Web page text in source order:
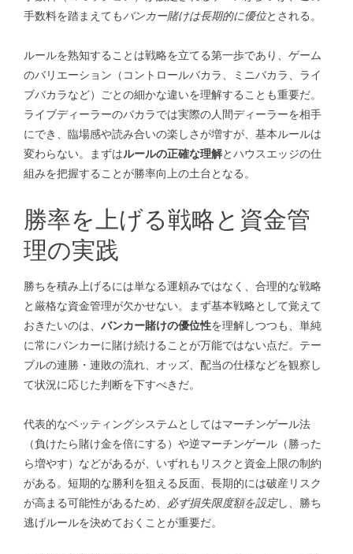
手数料を踏まえてもバンカー賭けは長期的に優位とされる。
ルールを熟知することは戦略を立てる第一歩であり、ゲーム
のバリエーション（コントロールバカラ、ミニバカラ、ライ
ブバカラなど）ごとの細かな違いを理解することも重要だ。
ライブディーラーのバカラでは実際の人間ディーラーを相手
にでき、臨場感や読み合いの楽しさが増すが、基本ルールは
変わらない。まずはルールの正確な理解とハウスエッジの仕
組みを把握することが勝率向上の土台となる。
勝率を上げる戦略と資金管
理の実践
勝ちを積み上げるには単なる運頼みではなく、合理的な戦略
と厳格な資金管理が欠かせない。まず基本戦略として覚えて
おきたいのは、 バンカー賭けの優位性を理解しつつも、単純
に常にバンカーに賭け続けることが万能ではない点だ。テー
ブルの連勝・連敗の流れ、オッズ、配当の仕様などを観察し
て状況に応じた判断を下すべきだ。
代表的なベッティングシステムとしてはマーチンゲール法
（負けたら賭け金を倍にする）や逆マーチンゲール（勝った
ら増やす）などがあるが、いずれもリスクと資金上限の制約
がある。短期的な勝利を狙える反面、長期的には破産リスク
が高まる可能性があるため、 必ず損失限度額を設定し、勝ち
逃げルールを決めておくことが重要だ。